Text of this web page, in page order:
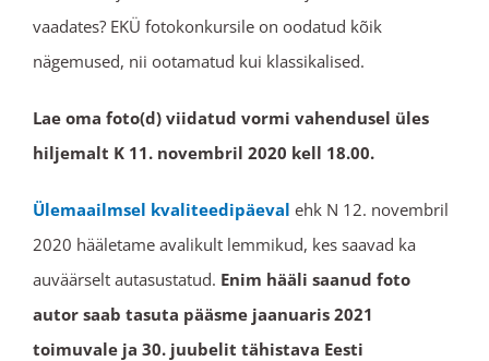
vaadates? EKÜ fotokonkursile on oodatud kõik
nägemused, nii ootamatud kui klassikalised.
Lae oma foto(d) viidatud vormi vahendusel üles
hiljemalt K 11. novembril 2020 kell 18.00.
Ülemaailmsel kvaliteedipäeval ehk N 12. novembril
2020 hääletame avalikult lemmikud, kes saavad ka
auväärselt autasustatud. Enim hääli saanud foto
autor saab tasuta pääsme jaanuaris 2021
toimuvale ja 30. juubelit tähistava Eesti